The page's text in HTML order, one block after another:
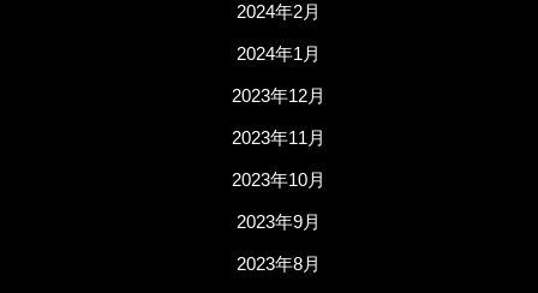
2024年2月
2024年1月
2023年12月
2023年11月
2023年10月
2023年9月
2023年8月